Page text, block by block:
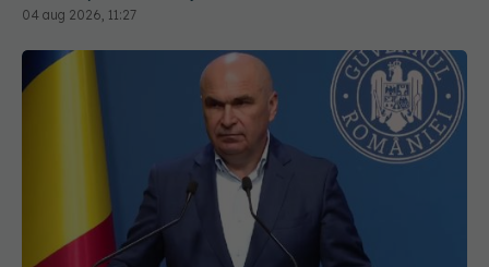
04 aug 2026, 11:27